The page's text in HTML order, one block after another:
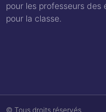
pour les professeurs des
pour la classe.
© Tous droits réservés